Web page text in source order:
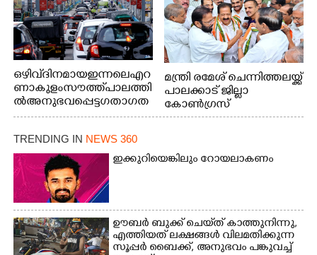
ഒഴിവ് ദിനമായ ഇന്നലെ എറ
ണാകുളം സൗത്ത് പാലത്തി
ൽ അനുഭവപ്പെട്ട ഗതാഗത
ക്കുരുക്ക്
മന്ത്രി രമേശ് ചെന്നിത്തലയ്ക്ക്
പാലക്കാട് ജില്ലാ
കോൺഗ്രസ്
TRENDING IN NEWS 360
ഇക്കുറിയെങ്കിലും റോയലാകണം
ഊബർ ബുക്ക് ചെയ്‌ത് കാത്തുനിന്നു,​
എത്തിയത് ലക്ഷങ്ങൾ വിലമതിക്കുന്ന
സൂപ്പർ ബൈക്ക്,​ അനുഭവം പങ്കുവച്ച്